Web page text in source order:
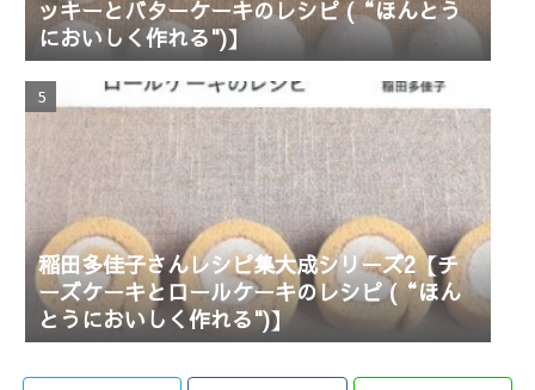
ッキーとバターケーキのレシピ (“ほんとう
においしく作れる")】
稲田多佳子さんレシピ集大成シリーズ2【チ
ーズケーキとロールケーキのレシピ (“ほん
とうにおいしく作れる")】